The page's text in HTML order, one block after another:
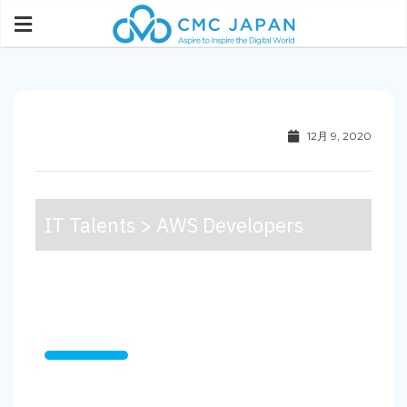
12月 9, 2020
IT Talents > AWS Developers